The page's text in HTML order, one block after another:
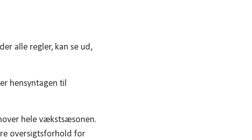
alle regler, kan se ud,
hensyntagen til
hele vækstsæsonen.
oversigtsforhold for